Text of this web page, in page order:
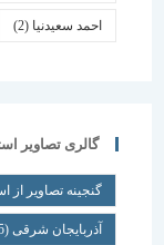
احمد سعیدنیا (2)
گالری تصاویر استان‌ها
گنجینه تصاویر از
آذربایجان شرقی(55)